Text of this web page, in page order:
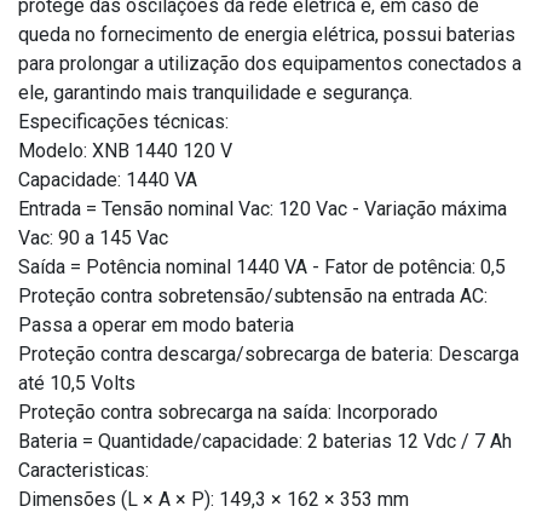
protege das oscilações da rede elétrica e, em caso de
queda no fornecimento de energia elétrica, possui baterias
para prolongar a utilização dos equipamentos conectados a
ele, garantindo mais tranquilidade e segurança.
Especificações técnicas:
Modelo: XNB 1440 120 V
Capacidade: 1440 VA
Entrada = Tensão nominal Vac: 120 Vac - Variação máxima
Vac: 90 a 145 Vac
Saída = Potência nominal 1440 VA - Fator de potência: 0,5
Proteção contra sobretensão/subtensão na entrada AC:
Passa a operar em modo bateria
Proteção contra descarga/sobrecarga de bateria: Descarga
até 10,5 Volts
Proteção contra sobrecarga na saída: Incorporado
Bateria = Quantidade/capacidade: 2 baterias 12 Vdc / 7 Ah
Caracteristicas:
Dimensões (L × A × P): 149,3 × 162 × 353 mm